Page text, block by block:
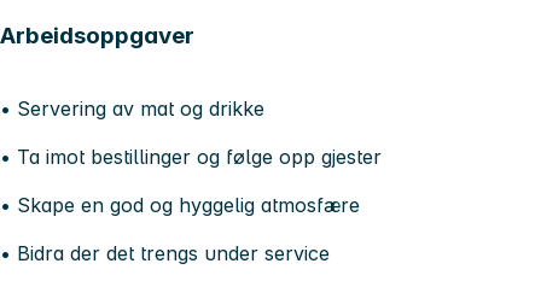
Arbeidsoppgaver
• Servering av mat og drikke
• Ta imot bestillinger og følge opp gjester
• Skape en god og hyggelig atmosfære
• Bidra der det trengs under service